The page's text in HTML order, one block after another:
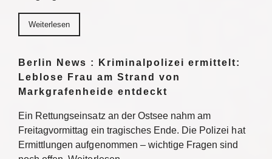
Weiterlesen
Berlin News : Kriminalpolizei ermittelt:
Leblose Frau am Strand von
Markgrafenheide entdeckt
Ein Rettungseinsatz an der Ostsee nahm am
Freitagvormittag ein tragisches Ende. Die Polizei hat
Ermittlungen aufgenommen – wichtige Fragen sind